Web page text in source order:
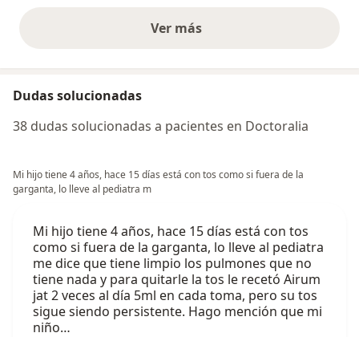
Ver másopiniones anteriores
Dudas solucionadas
38 dudas solucionadas a pacientes en Doctoralia
Mi hijo tiene 4 años, hace 15 días está con tos como si fuera de la
garganta, lo lleve al pediatra m
Mi hijo tiene 4 años, hace 15 días está con tos
como si fuera de la garganta, lo lleve al pediatra
me dice que tiene limpio los pulmones que no
tiene nada y para quitarle la tos le recetó Airum
jat 2 veces al día 5ml en cada toma, pero su tos
sigue siendo persistente. Hago mención que mi
niño…